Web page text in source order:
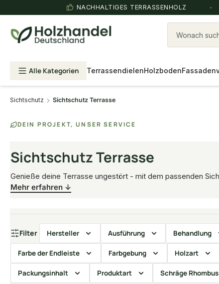
NACHHALTIGES TERRASSENHOLZ
Wonach
Alle Kategorien TerrassendielenHolzboden
Sichtschutz Sichtschutz Terrasse
DEIN PROJEKT, UNSER SERVICE
Sichtschutz Terrasse
Genieße deine Terrasse ungestört - mit dem passenden
Mehr erfahren ↓
Filter Hersteller Ausführung Behandlung
Farbe der Endleiste Farbgebung Holzart
Packungsinhalt Produktart Schräge Rhombus